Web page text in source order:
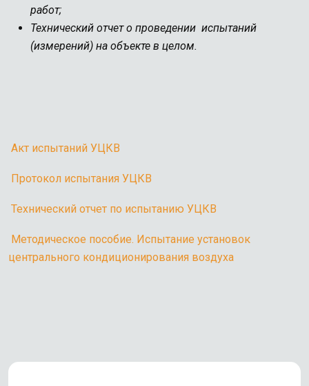
работ;
Технический отчет о проведении испытаний
(измерений) на объекте в целом.
Акт испытаний УЦКВ
Протокол испытания УЦКВ
Технический отчет по испытанию УЦКВ
Методическое пособие. Испытание установок
центрального кондиционирования воздуха